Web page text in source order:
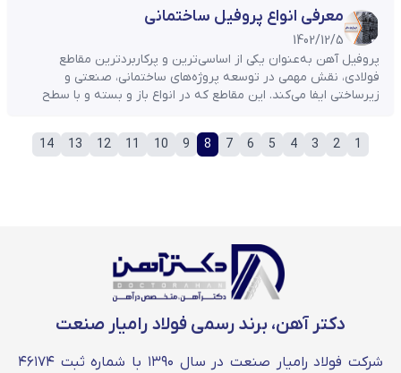
فرآیند تولید، متریال به‌کاررفته و ویژگی‌های فنی میان آن‌ها وجود دارد
...
معرفی انواع پروفیل ساختمانی
1402/12/5
پروفیل آهن به‌عنوان یکی از اساسی‌ترین و پرکاربردترین مقاطع
فولادی، نقش مهمی در توسعه پروژه‌های ساختمانی، صنعتی و
زیرساختی ایفا می‌کند. این مقاطع که در انواع باز و بسته و با سطح
مناسب، سهولت اجرا و مقرون‌به‌صرفه بودن، به انتخابی ایده‌آل برای
کاربردهایی همچون ...
1
2
3
4
5
6
7
8
9
10
11
12
13
14
دکتر آهن، برند رسمی فولاد رامیار صنعت
شرکت فولاد رامیار صنعت در سال ۱۳۹۰ با شماره ثبت ۴۶۱۷۴